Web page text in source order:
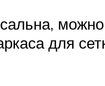
можно
для